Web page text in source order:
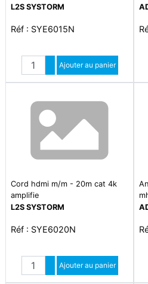
L2S SYSTORM
Réf : SYE6015N
Quantité
Augmenter quantité
Diminuer quantité
Ajouter au panier
Cord hdmi m/m - 20m cat 4k
amplifie
L2S SYSTORM
Réf : SYE6020N
Quantité
Augmenter quantité
Diminuer quantité
Ajouter au panier